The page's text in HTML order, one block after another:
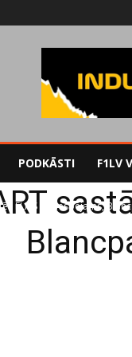
PODKĀSTI F1LV
ELMS un, iespējams,